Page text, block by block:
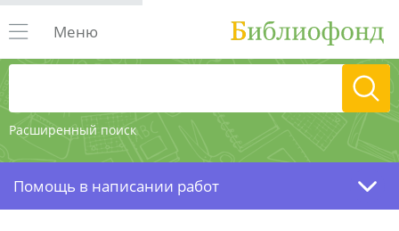
Расширенный поиск
Меню
Помощь в написании работ